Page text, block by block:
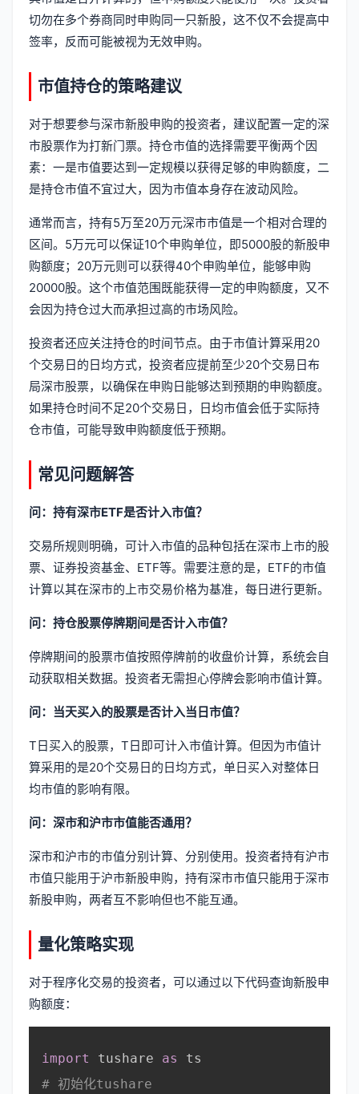
切勿在多个券商同时申购同一只新股，这不仅不会提高中
签率，反而可能被视为无效申购。
市值持仓的策略建议
对于想要参与深市新股申购的投资者，建议配置一定的深
市股票作为打新门票。持仓市值的选择需要平衡两个因
素：一是市值要达到一定规模以获得足够的申购额度，二
是持仓市值不宜过大，因为市值本身存在波动风险。
通常而言，持有5万至20万元深市市值是一个相对合理的
区间。5万元可以保证10个申购单位，即5000股的新股申
购额度；20万元则可以获得40个申购单位，能够申购
20000股。这个市值范围既能获得一定的申购额度，又不
会因为持仓过大而承担过高的市场风险。
投资者还应关注持仓的时间节点。由于市值计算采用20
个交易日的日均方式，投资者应提前至少20个交易日布
局深市股票，以确保在申购日能够达到预期的申购额度。
如果持仓时间不足20个交易日，日均市值会低于实际持
仓市值，可能导致申购额度低于预期。
常见问题解答
问：持有深市ETF是否计入市值？
交易所规则明确，可计入市值的品种包括在深市上市的股
票、证券投资基金、ETF等。需要注意的是，ETF的市值
计算以其在深市的上市交易价格为基准，每日进行更新。
问：持仓股票停牌期间是否计入市值？
停牌期间的股票市值按照停牌前的收盘价计算，系统会自
动获取相关数据。投资者无需担心停牌会影响市值计算。
问：当天买入的股票是否计入当日市值？
T日买入的股票，T日即可计入市值计算。但因为市值计
算采用的是20个交易日的日均方式，单日买入对整体日
均市值的影响有限。
问：深市和沪市市值能否通用？
深市和沪市的市值分别计算、分别使用。投资者持有沪市
市值只能用于沪市新股申购，持有深市市值只能用于深市
新股申购，两者互不影响但也不能互通。
量化策略实现
对于程序化交易的投资者，可以通过以下代码查询新股申
购额度：
import tushare as
ts
# 初始化tushare